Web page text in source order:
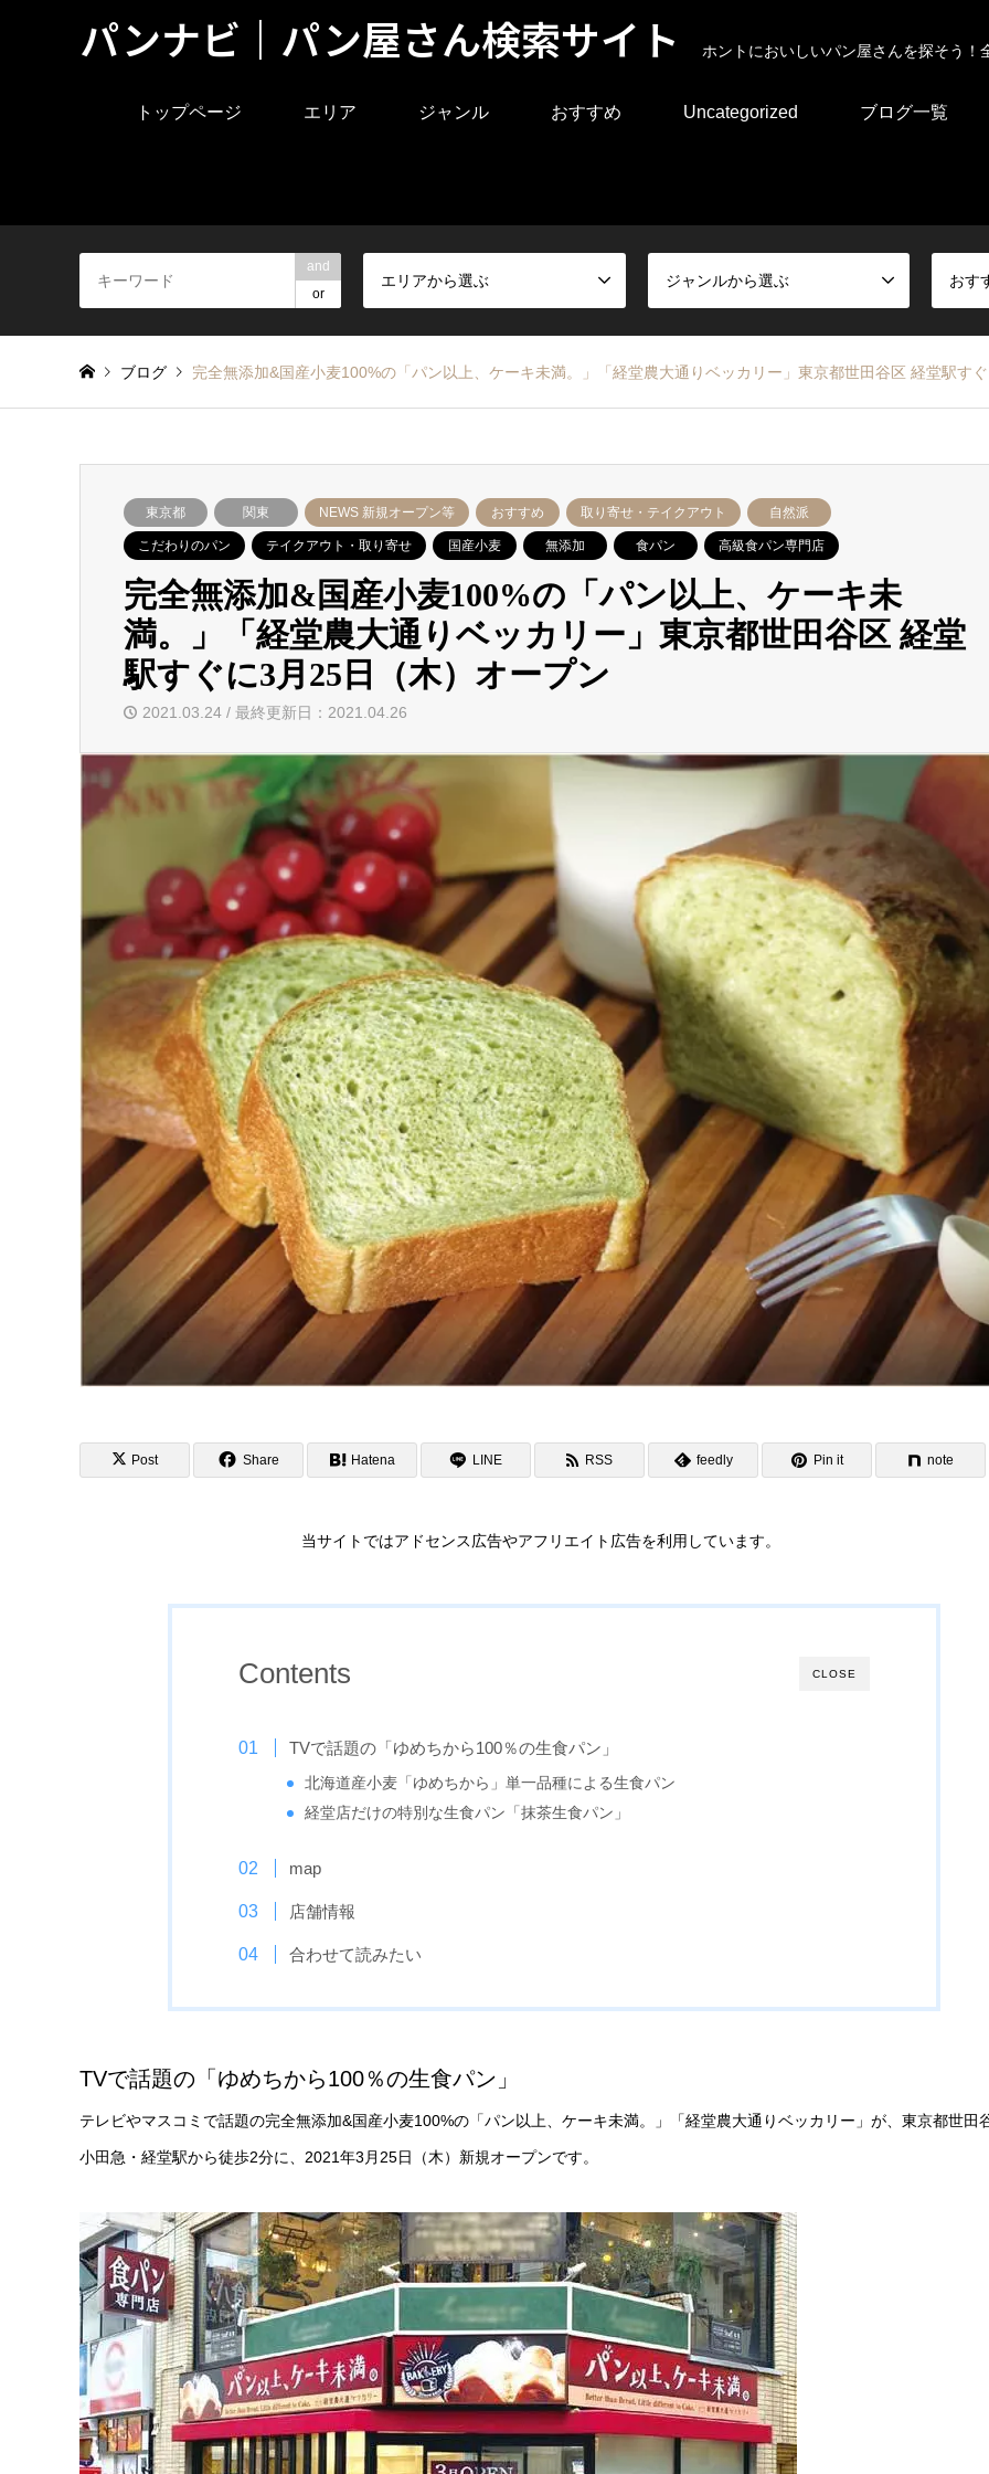
パンナビ｜パン屋さん検索サイト ホントにおいしいパン屋さんを探そう
トップページ エリア ジャンル おすすめ Uncategorized ブログ一覧
and
or
エリアから選ぶ ジャンルから選ぶ おす
ブログ 完全無添加&国産小麦100%の「パン以上、ケーキ未満。」「経堂農大通りベッカリー」東京都世田谷区 経堂駅す
東京都 関東 NEWS 新規オープン等 おすすめ 取り寄せ・テイクアウト 自然派
こだわりのパン テイクアウト・取り寄せ 国産小麦 無添加 食パン 高級食パン専門店
完全無添加&国産小麦100%の「パン以上、ケーキ未
満。」「経堂農大通りベッカリー」東京都世田谷区 経堂
駅すぐに3月25日（木）オープン
2021.03.24 / 最終更新日：2021.04.26
Post Share Hatena LINE RSS feedly Pin it note
当サイトではアドセンス広告やアフリエイト広告を利用しています。
CLOSE
Contents
TVで話題の「ゆめちから100％の生食パン」
北海道産小麦「ゆめちから」単一品種による生食パン
経堂店だけの特別な生食パン「抹茶生食パン」
map
店舗情報
合わせて読みたい
TVで話題の「ゆめちから100％の生食パン」
テレビやマスコミで話題の完全無添加&国産小麦100%の「パン以上、ケーキ未満。」「経堂農大通りベッカリー」が、東京都世田
小田急・経堂駅から徒歩2分に、2021年3月25日（木）新規オープンです。